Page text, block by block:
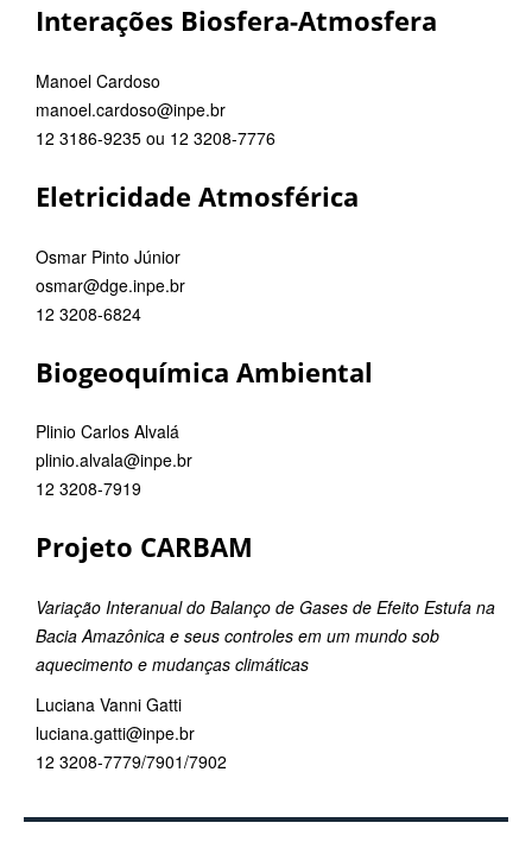
Interações Biosfera-Atmosfera
Manoel Cardoso
manoel.cardoso@inpe.br
12 3186-9235 ou 12 3208-7776
Eletricidade Atmosférica
Osmar Pinto Júnior
osmar@dge.inpe.br
12 3208-6824
Biogeoquímica Ambiental
Plinio Carlos Alvalá
plinio.alvala@inpe.br
12 3208-7919
Projeto CARBAM
Variação Interanual do Balanço de Gases de Efeito Estufa na
Bacia Amazônica e seus controles em um mundo sob
aquecimento e mudanças climáticas
Luciana Vanni Gatti
luciana.gatti@inpe.br
12 3208-7779/7901/7902